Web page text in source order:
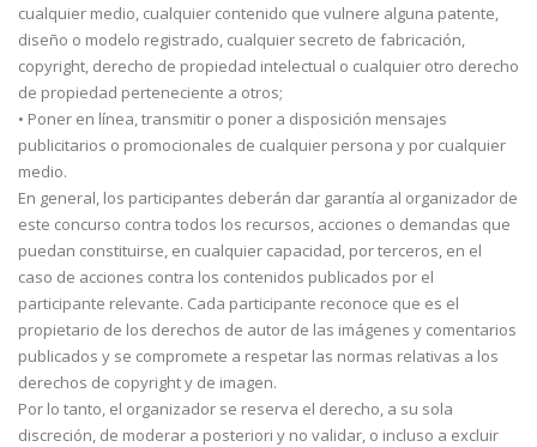
cualquier medio, cualquier contenido que vulnere alguna patente,
diseño o modelo registrado, cualquier secreto de fabricación,
copyright, derecho de propiedad intelectual o cualquier otro derecho
de propiedad perteneciente a otros;
• Poner en línea, transmitir o poner a disposición mensajes
publicitarios o promocionales de cualquier persona y por cualquier
medio.
En general, los participantes deberán dar garantía al organizador de
este concurso contra todos los recursos, acciones o demandas que
puedan constituirse, en cualquier capacidad, por terceros, en el
caso de acciones contra los contenidos publicados por el
participante relevante. Cada participante reconoce que es el
propietario de los derechos de autor de las imágenes y comentarios
publicados y se compromete a respetar las normas relativas a los
derechos de copyright y de imagen.
Por lo tanto, el organizador se reserva el derecho, a su sola
discreción, de moderar a posteriori y no validar, o incluso a excluir